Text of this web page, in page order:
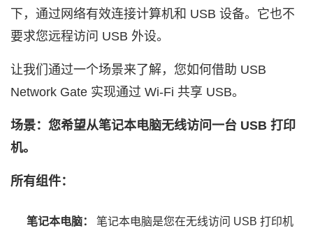
下，通过网络有效连接计算机和 USB 设备。它也不
要求您远程访问 USB 外设。
让我们通过一个场景来了解，您如何借助 USB
Network Gate 实现通过 Wi‑Fi 共享 USB。
场景：您希望从笔记本电脑无线访问一台 USB 打印
机。
所有组件：
笔记本电脑：
笔记本电脑是您在无线访问 USB 打印机